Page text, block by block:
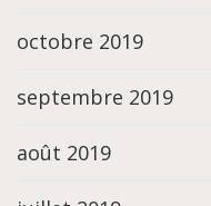
octobre 2019
septembre 2019
août 2019